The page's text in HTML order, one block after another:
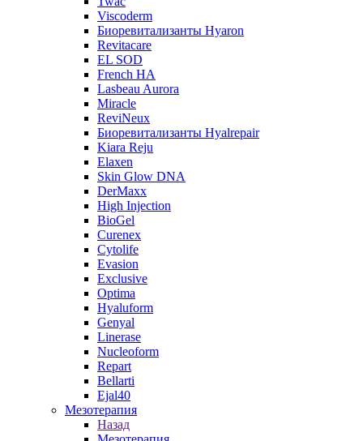
Viscoderm
Биоревитализанты Hyaron
Revitacare
EL SOD
French HA
Lasbeau Aurora
Miracle
ReviNeux
Биоревитализанты Hyalrepair
Kiara Reju
Elaxen
Skin Glow DNA
DerMaxx
High Injection
BioGel
Curenex
Cytolife
Evasion
Exclusive
Optima
Hyaluform
Genyal
Linerase
Nucleoform
Repart
Bellarti
Ejal40
Мезотерапия
Назад